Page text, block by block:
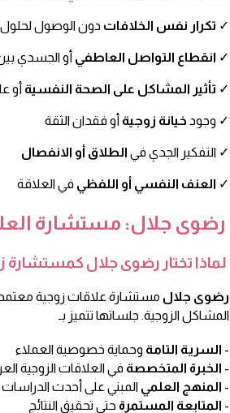
تكرار نفس الخلافات دون الوصول لحلول جذرية ✓
انقطاع التواصل العاطفي أو الجسدي بين الزوجين ✓
تأثير المشاكل على الصحة النفسية أو على الأبناء ✓
وجود خيانة زوجية أو فقدان الثقة ✓
التفكير الجدي في الطلاق أو الانفصال ✓
العنف النفسي أو اللفظي في العلاقة ✓
رضوى جلال: مستشارة
لماذا تختار رضوى جلال كمستشارة
رضوى جلال مستشارة علاقات زوجية
المشاكل الزوجية. جلساتها تتميز بـ
السرية التامة وحماية خصوصية العملاء -
الخبرة المتخصصة في العلاقات الزوجية العربية -
المنهج العلمي المبني على أحدث الدراسات -
المتابعة المستمرة حتى تحقيق النتائج -